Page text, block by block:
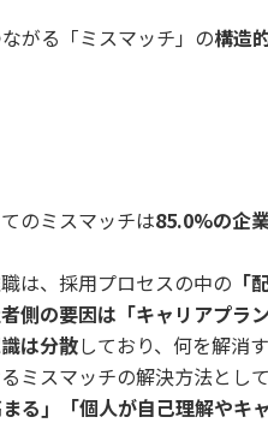
がる「ミスマッチ」の構造
のミスマッチは85.0%の企
は、採用プロセスの中の 「
側の要因は「キャリアプラ
は分散しており、何を解消
ミスマッチの解決方法とし
る」「個人が自己理解やキ